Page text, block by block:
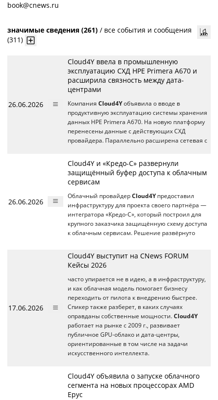
book@cnews.ru
значимые сведения (261) / все события и сообщения
(311)
26.06.2026
Cloud4Y ввела в промышленную
эксплуатацию СХД HPE Primera A670 и
расширила связность между дата-
центрами
Компания Cloud4Yобъявила о вводе в
продуктивную эксплуатацию системы хранения
данных HPE Primera A670. На новую платформу
перенесены данные с действующих СХД
провайдера. Параллельно расширена сетевая с
26.06.2026
Cloud4Y и «Кредо-С» развернули
защищённый буфер доступа к облачным
сервисам
Облачный провайдер Cloud4Yпредоставил
инфраструктуру для проекта своего партнёра —
интегратора «Кредо-С», который построил для
крупного заказчика защищённую схему доступа
к облачным сервисам. Решение развёрнуто
17.06.2026
Cloud4Y выступит на CNews FORUM
Кейсы 2026
часто упирается не в идею, а в инфраструктуру,
и как облачная модель помогает бизнесу
переходить от пилота к внедрению быстрее.
Спикер также разберет, в каких случаях
оправданы собственные мощности. Cloud4Y
работает на рынке с 2009 г., развивает
публичное GPU-облако и дата-центры,
ориентированные в том числе на задачи
искусственного интеллекта.
Cloud4Y объявила о запуске облачного
сегмента на новых процессорах AMD
Epyc